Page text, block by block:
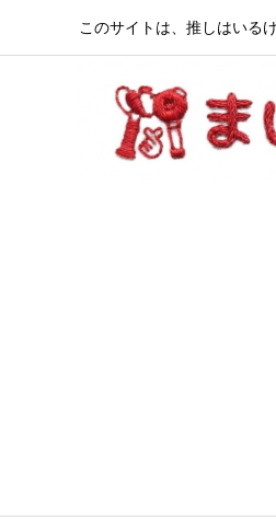
このサイトは、推しはいる